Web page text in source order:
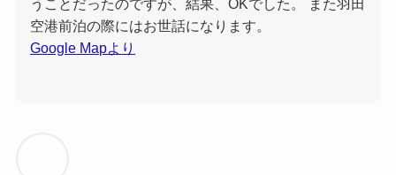
うことだったのですが、結果、OKでした。 また羽田
空港前泊の際にはお世話になります。
Google Mapより